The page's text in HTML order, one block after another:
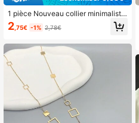
1 pièce Nouveau collier minimaliste
en métal à anneau pour femmes
2 ,75€ -1% 2,78€